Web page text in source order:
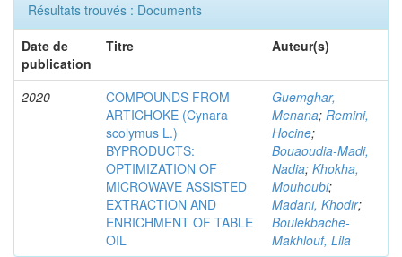
Résultats trouvés : Documents
Date de
publication
Titre Auteur(s)
2020
COMPOUNDS FROM
ARTICHOKE (Cynara
scolymus L.)
BYPRODUCTS:
OPTIMIZATION OF
MICROWAVE ASSISTED
EXTRACTION AND
ENRICHMENT OF TABLE
OIL
Guemghar,
Menana; Remini,
Hocine;
Bouaoudia-Madi,
Nadia; Khokha,
Mouhoubi;
Madani, Khodir;
Boulekbache-
Makhlouf, Lila